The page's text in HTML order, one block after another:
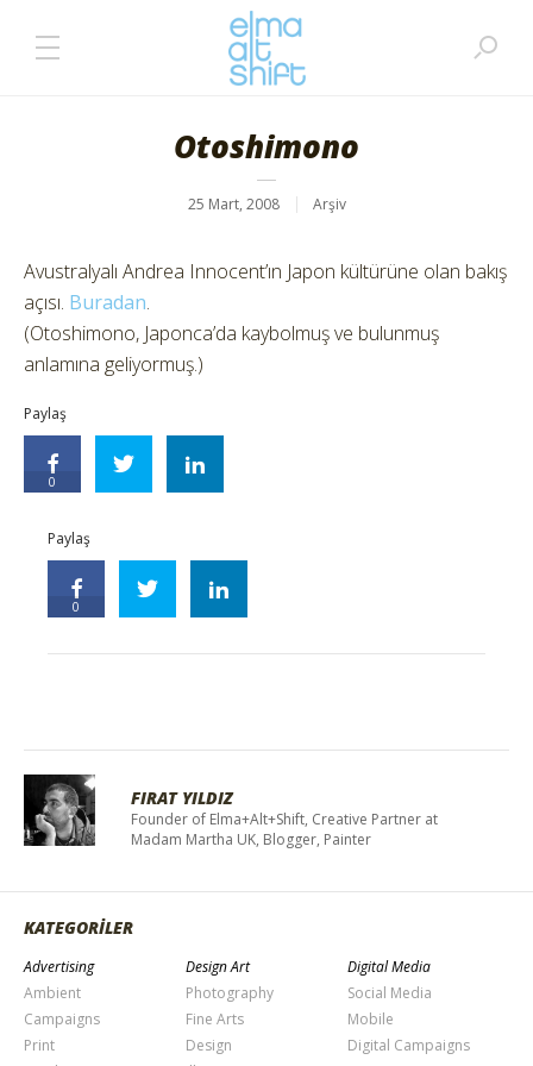
Otoshimono
25 Mart, 2008 Arşiv
Avustralyalı Andrea Innocent’ın Japon kültürüne olan bakış
açısı. Buradan.
(Otoshimono, Japonca’da kaybolmuş ve bulunmuş
anlamına geliyormuş.)
Paylaş
0
Paylaş
0
FIRAT YILDIZ
Founder of Elma+Alt+Shift, Creative Partner at
Madam Martha UK, Blogger, Painter
KATEGORİLER
Advertising
Ambient
Campaigns
Print
Design Art
Photography
Fine Arts
Design
Digital Media
Social Media
Mobile
Digital Campaigns